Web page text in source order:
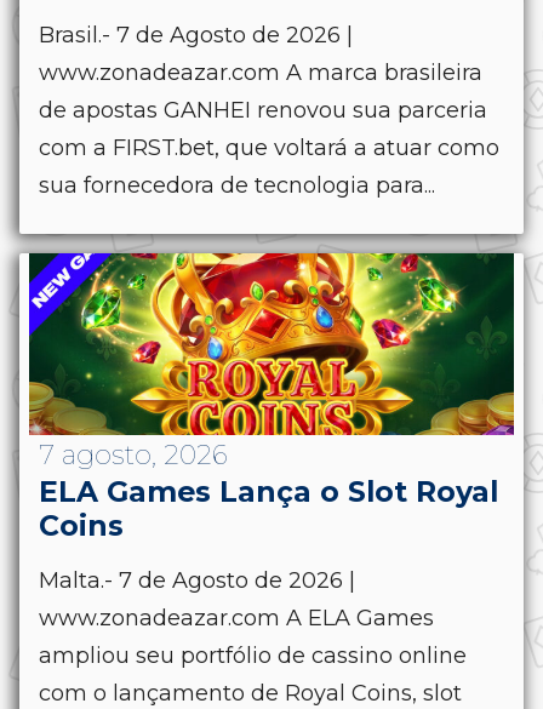
Brasil.- 7 de Agosto de 2026 |
www.zonadeazar.com A marca brasileira
de apostas GANHEI renovou sua parceria
com a FIRST.bet, que voltará a atuar como
sua fornecedora de tecnologia para...
7 agosto, 2026
ELA Games Lança o Slot Royal
Coins
Malta.- 7 de Agosto de 2026 |
www.zonadeazar.com A ELA Games
ampliou seu portfólio de cassino online
com o lançamento de Royal Coins, slot